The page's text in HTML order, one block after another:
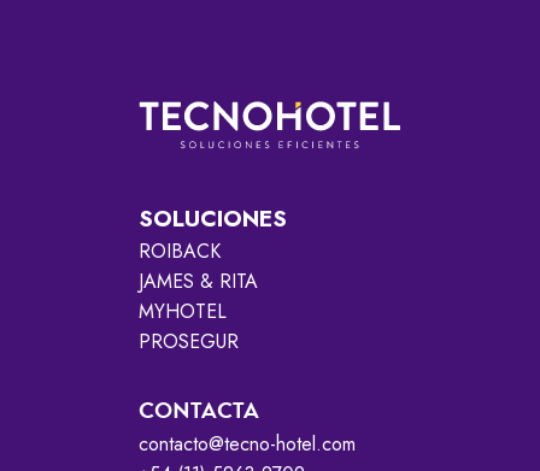
SOLUCIONES
ROIBACK
JAMES & RITA
MYHOTEL
PROSEGUR
CONTACTA
contacto@tecno-hotel.com